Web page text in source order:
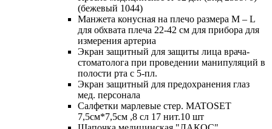
(бежевый 1044)
Манжета конусная на плечо размера М – L
для обхвата плеча 22-42 см для прибора для
измерения артериа
Экран защитный для защиты лица врача-
стоматолога при проведении манипуляций в
полости рта с 5-пл.
Экран защитный для предохранения глаз
мед. персонала
Салфетки марлевые стер. MATOSET
7,5см*7,5см ,8 сл 17 нит.10 шт